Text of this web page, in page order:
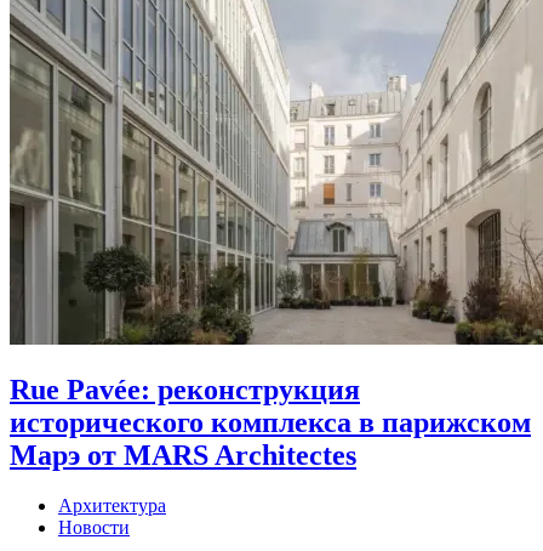
Rue Pavée: реконструкция
исторического комплекса в парижском
Марэ от MARS Architectes
Архитектура
Новости